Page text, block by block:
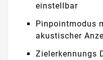
einstellbar
Pinpointmodus
akustischer
Zielerkennungs